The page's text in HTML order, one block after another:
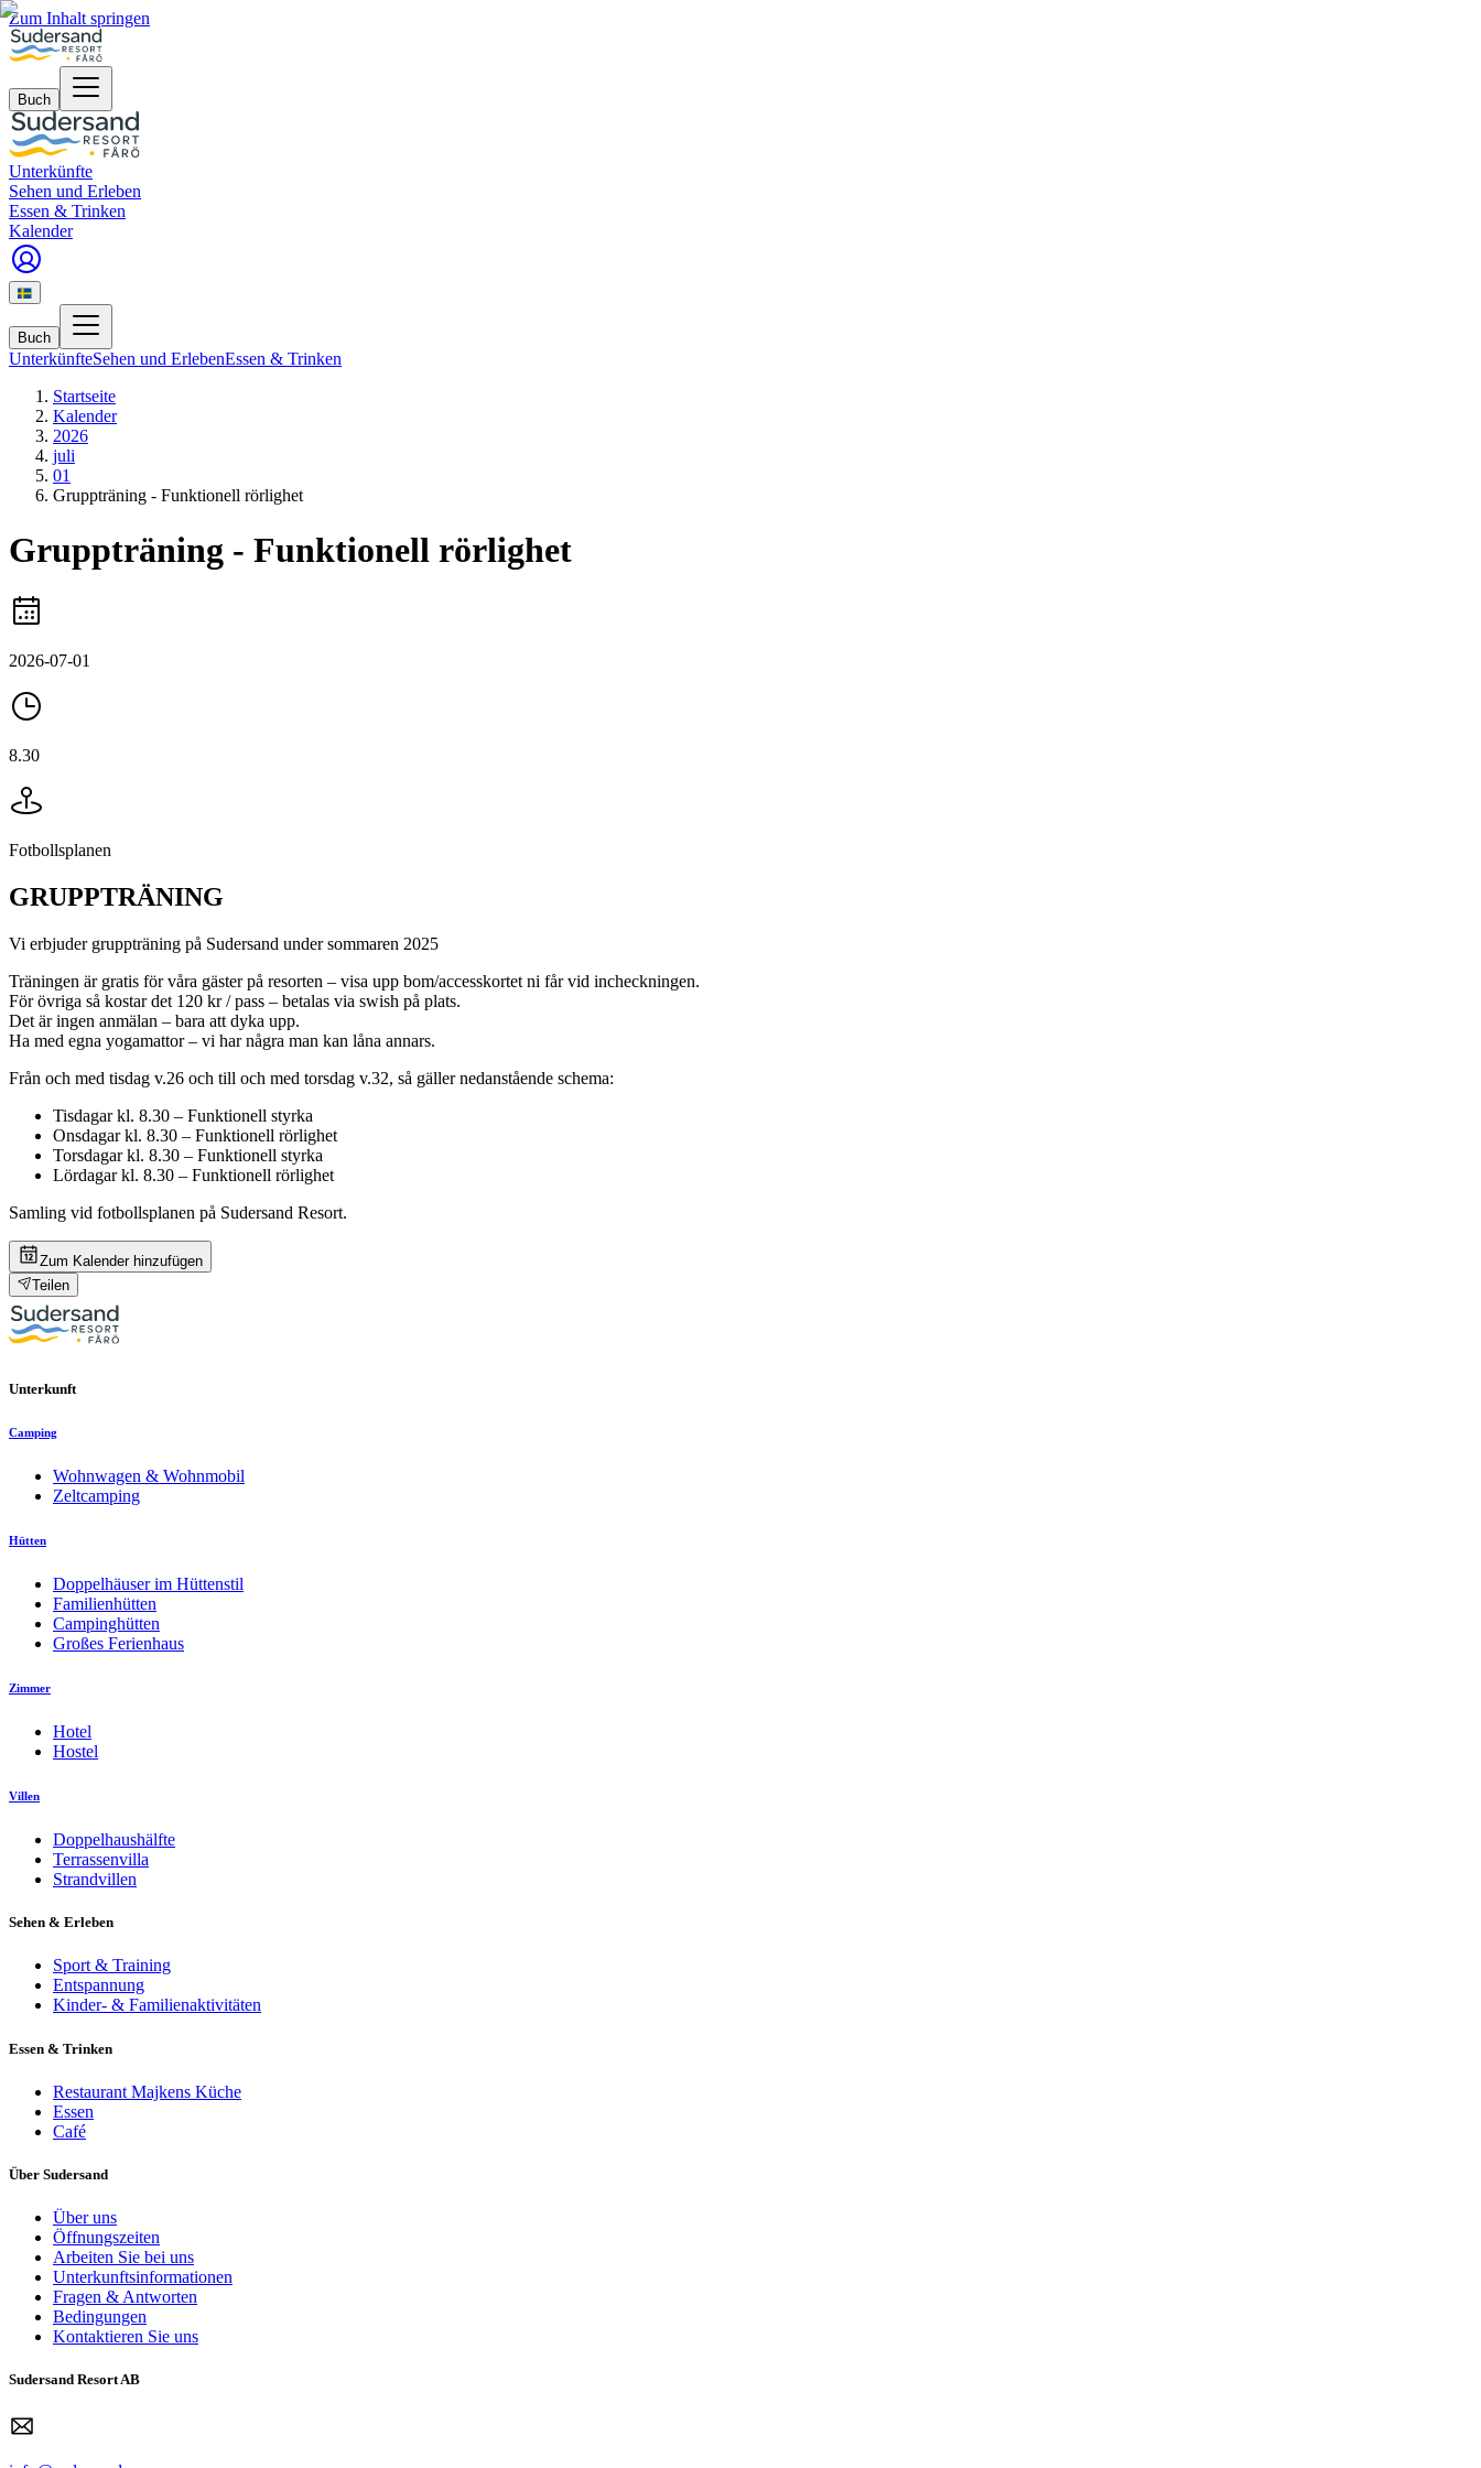
Zum Inhalt springen
Buch
Unterkünfte
Sehen und Erleben
Essen & Trinken
Kalender
Buch
UnterkünfteSehen und ErlebenEssen & Trinken
Startseite
Kalender
2026
juli
01
Gruppträning - Funktionell rörlighet
Gruppträning - Funktionell rörlighet
2026-07-01
8.30
Fotbollsplanen
GRUPPTRÄNING
Vi erbjuder gruppträning på Sudersand under sommaren 2025
Träningen är gratis för våra gäster på resorten – visa upp bom/accesskortet ni får vid incheckningen.
För övriga så kostar det 120 kr / pass – betalas via swish på plats.
Det är ingen anmälan – bara att dyka upp.
Ha med egna yogamattor – vi har några man kan låna annars.
Från och med tisdag v.26 och till och med torsdag v.32, så gäller nedanstående schema:
Tisdagar kl. 8.30 – Funktionell styrka
Onsdagar kl. 8.30 – Funktionell rörlighet
Torsdagar kl. 8.30 – Funktionell styrka
Lördagar kl. 8.30 – Funktionell rörlighet
Samling vid fotbollsplanen på Sudersand Resort.
Zum Kalender hinzufügen
Teilen
Unterkunft
Camping
Wohnwagen & Wohnmobil
Zeltcamping
Hütten
Doppelhäuser im Hüttenstil
Familienhütten
Campinghütten
Großes Ferienhaus
Zimmer
Hotel
Hostel
Villen
Doppelhaushälfte
Terrassenvilla
Strandvillen
Sehen & Erleben
Sport & Training
Entspannung
Kinder- & Familienaktivitäten
Essen & Trinken
Restaurant Majkens Küche
Essen
Café
Über Sudersand
Über uns
Öffnungszeiten
Arbeiten Sie bei uns
Unterkunftsinformationen
Fragen & Antworten
Bedingungen
Kontaktieren Sie uns
Sudersand Resort AB